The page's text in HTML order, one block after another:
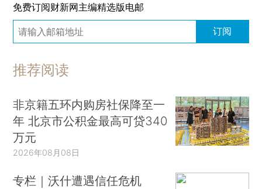
免费订阅财新网主编精选版电邮
订阅
推荐阅读
非京籍五环内购房社保降至一
年 北京市公积金最高可贷340
万元
2026年08月08日
专栏｜沃什遭遇信任危机